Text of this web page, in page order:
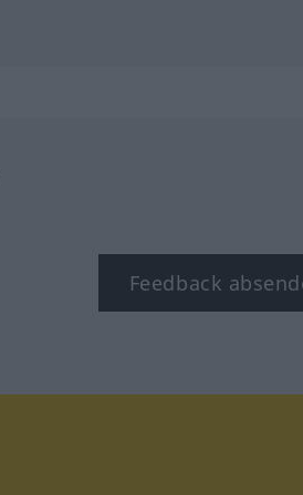
Feedback